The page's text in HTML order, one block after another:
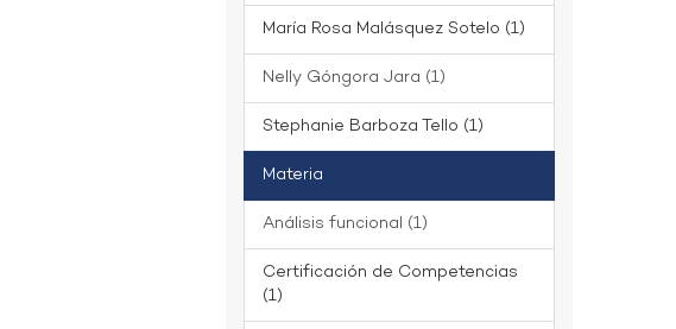
María Rosa Malásquez Sotelo (1)
Nelly Góngora Jara (1)
Stephanie Barboza Tello (1)
Materia
Análisis funcional (1)
Certificación de Competencias
(1)